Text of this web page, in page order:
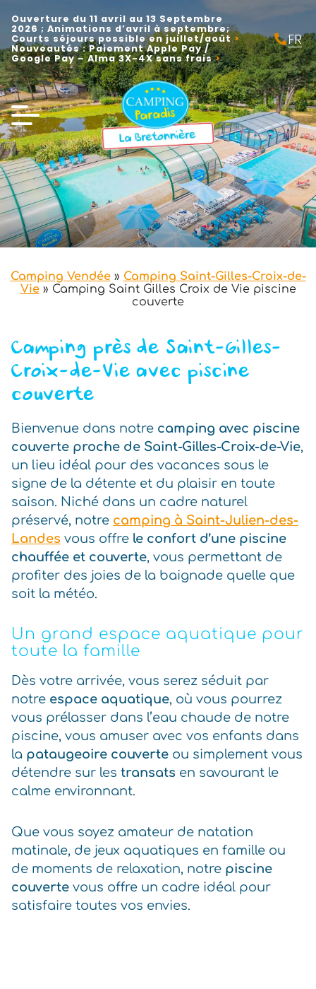
Ouverture du 11 avril au 13 Septembre
2026 ; Animations d’avril à septembre;
Courts séjours possible en juillet/août
Nouveautés : Paiement Apple Pay /
Google Pay – Alma 3X-4X sans frais
FR
EN
NL
Camping Vendée» Camping Saint-Gilles-Croix-de-
Vie» Camping Saint Gilles Croix de Vie piscine
couverte
Camping près de Saint-Gilles-
Croix-de-Vie avec piscine
couverte
Bienvenue dans notre camping avec piscine
couverte proche de Saint-Gilles-Croix-de-Vie,
un lieu idéal pour des vacances sous le
signe de la détente et du plaisir en toute
saison. Niché dans un cadre naturel
préservé, notre camping à Saint-Julien-des-
Landes vous offre le confort d’une piscine
chauffée et couverte, vous permettant de
profiter des joies de la baignade quelle que
soit la météo.
Un grand espace aquatique pour
toute la famille
Dès votre arrivée, vous serez séduit par
notre espace aquatique, où vous pourrez
vous prélasser dans l’eau chaude de notre
piscine, vous amuser avec vos enfants dans
la pataugeoire couverte ou simplement vous
détendre sur les transats en savourant le
calme environnant.
Que vous soyez amateur de natation
matinale, de jeux aquatiques en famille ou
de moments de relaxation, notre piscine
couverte vous offre un cadre idéal pour
satisfaire toutes vos envies.